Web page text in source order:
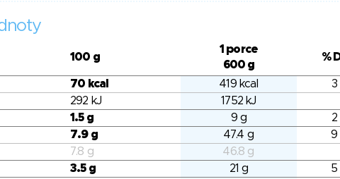
100 g
1 porce
600 g
%
70 kcal 419 kcal
3
292 kJ
1752 kJ
1.5 g 9 g
2
7.9 g 47.4 g
9
7.8 g
46.8 g
3.5 g 21 g
5